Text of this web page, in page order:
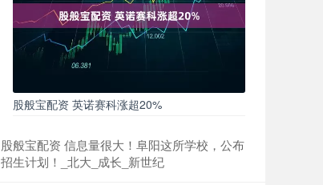
股般宝配资 英诺赛科涨超20%
股般宝配资 信息量很大！阜阳这所学校，公布
招生计划！_北大_成长_新世纪